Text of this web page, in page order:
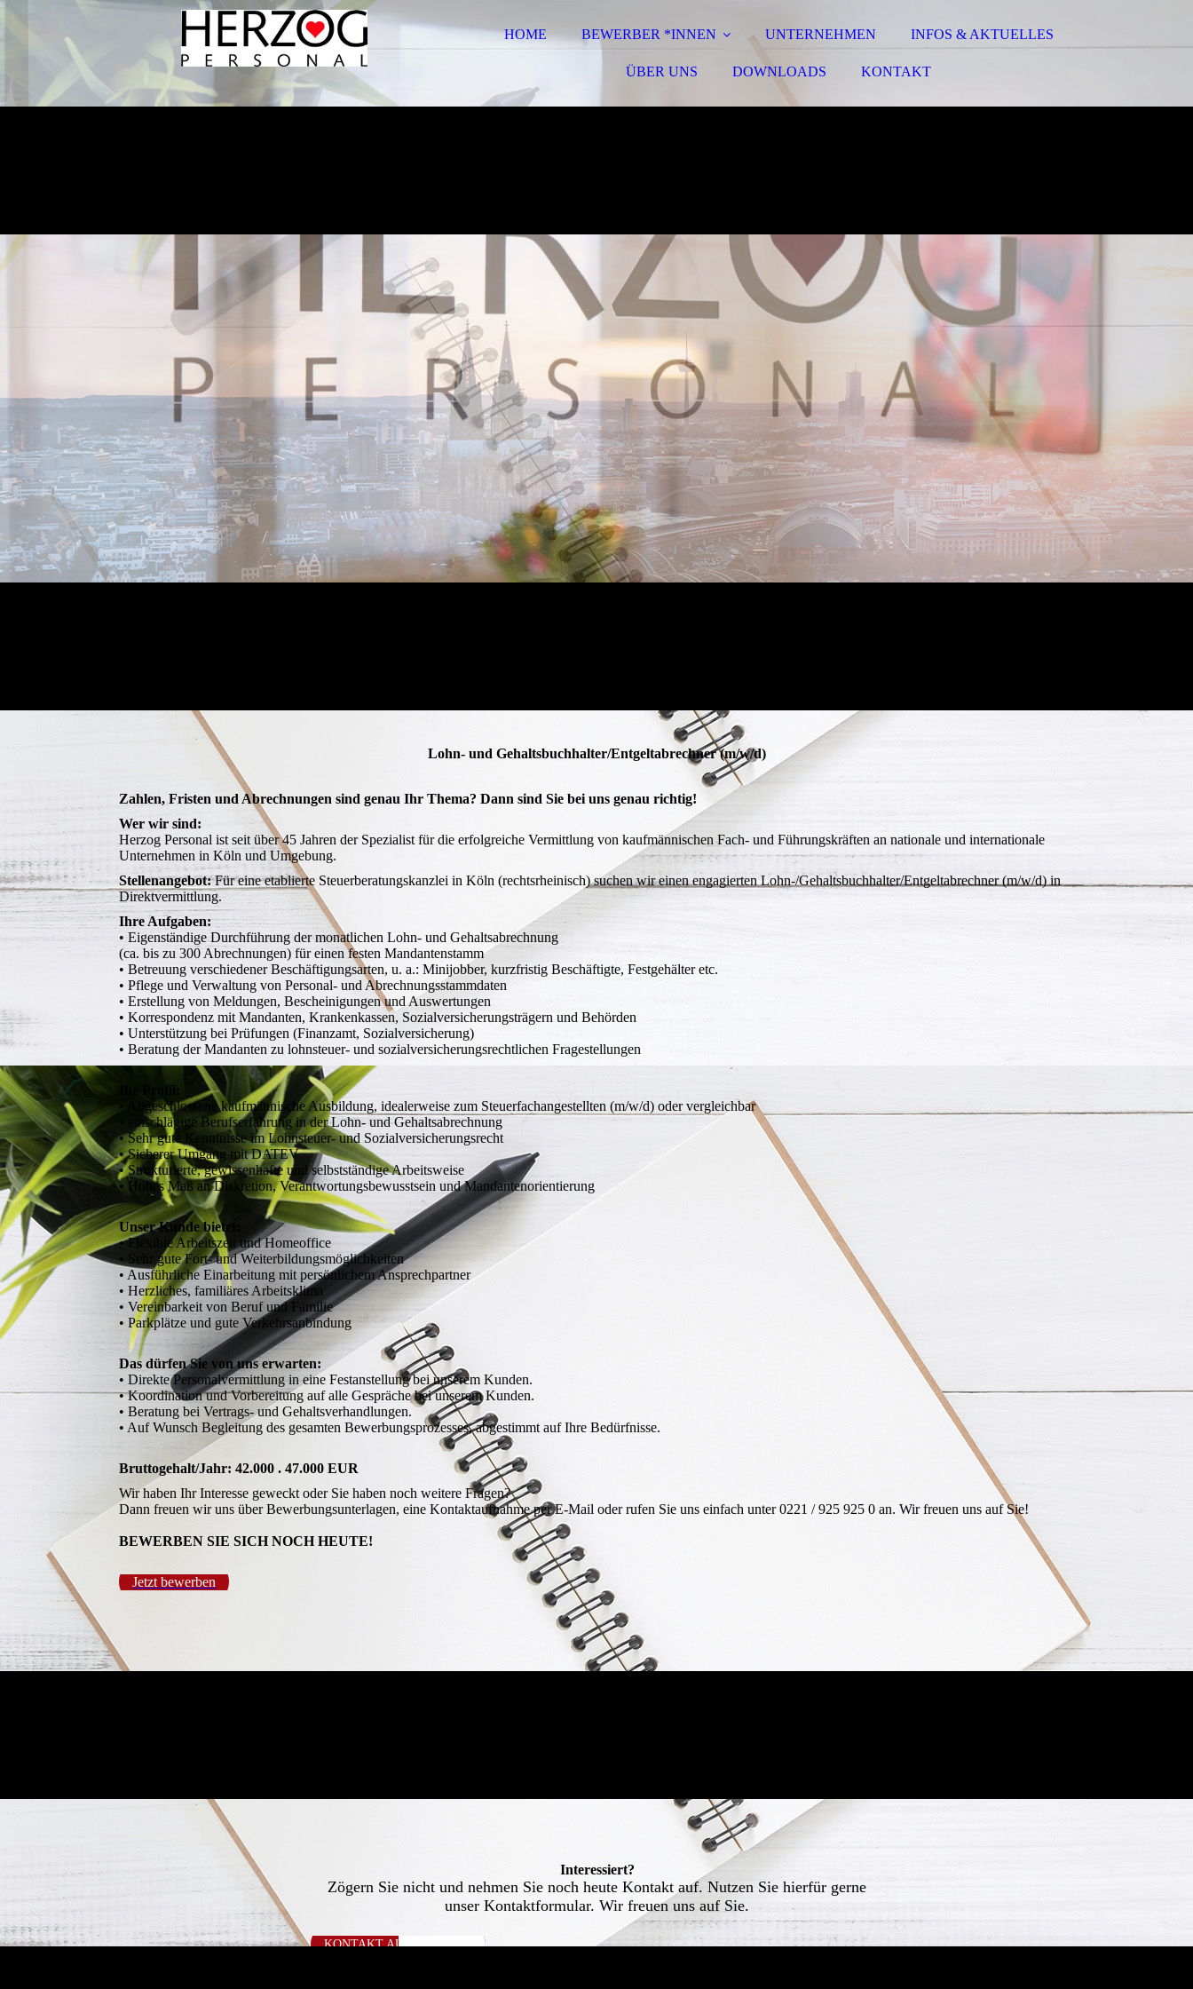
HOME BEWERBER *INNEN UNTERNEHMEN INFOS & AKTUELLES
ÜBER UNS DOWNLOADS KONTAKT
Lohn- und Gehaltsbuchhalter/Entgeltabrechner (m/w/d)
Zahlen, Fristen und Abrechnungen sind genau Ihr Thema? Dann sind Sie bei uns genau richtig!
Wer wir sind:
Herzog Personal ist seit über 45 Jahren der Spezialist für die erfolgreiche Vermittlung von kaufmännischen Fach- und Führungskräften an nationale und internationale
Unternehmen in Köln und Umgebung.
Stellenangebot:Für eine etablierte Steuerberatungskanzlei in Köln (rechtsrheinisch) suchen wir einen engagierten Lohn-/Gehaltsbuchhalter/Entgeltabrechner (m/w/d) in
Direktvermittlung.
Ihre Aufgaben:
• Eigenständige Durchführung der monatlichen Lohn- und Gehaltsabrechnung
(ca. bis zu 300 Abrechnungen) für einen festen Mandantenstamm
• Betreuung verschiedener Beschäftigungsarten, u. a.: Minijobber, kurzfristig Beschäftigte, Festgehälter etc.
• Pflege und Verwaltung von Personal- und Abrechnungsstammdaten
• Erstellung von Meldungen, Bescheinigungen und Auswertungen
• Korrespondenz mit Mandanten, Krankenkassen, Sozialversicherungsträgern und Behörden
• Unterstützung bei Prüfungen (Finanzamt, Sozialversicherung)
• Beratung der Mandanten zu lohnsteuer- und sozialversicherungsrechtlichen Fragestellungen
Ihr Profil:
• Abgeschlossene kaufmännische Ausbildung, idealerweise zum Steuerfachangestellten (m/w/d) oder vergleichbar
• einschlägige Berufserfahrung in der Lohn- und Gehaltsabrechnung
• Sehr gute Kenntnisse im Lohnsteuer- und Sozialversicherungsrecht
• Sicherer Umgang mit DATEV
• Strukturierte, gewissenhafte und selbstständige Arbeitsweise
• Hohes Maß an Diskretion, Verantwortungsbewusstsein und Mandantenorientierung
Unser Kunde bietet:
• Flexible Arbeitszeit und Homeoffice
• Sehr gute Fort- und Weiterbildungsmöglichkeiten
• Ausführliche Einarbeitung mit persönlichem Ansprechpartner
• Herzliches, familiäres Arbeitsklima
• Vereinbarkeit von Beruf und Familie
• Parkplätze und gute Verkehrsanbindung
Das dürfen Sie von uns erwarten:
• Direkte Personalvermittlung in eine Festanstellung bei unserem Kunden.
• Koordination und Vorbereitung auf alle Gespräche bei unserem Kunden.
• Beratung bei Vertrags- und Gehaltsverhandlungen.
• Auf Wunsch Begleitung des gesamten Bewerbungsprozesses, abgestimmt auf Ihre Bedürfnisse.
Bruttogehalt/Jahr: 42.000 . 47.000 EUR
Wir haben Ihr Interesse geweckt oder Sie haben noch weitere Fragen?
Dann freuen wir uns über Bewerbungsunterlagen, eine Kontaktaufnahme per E-Mail oder rufen Sie uns einfach unter 0221 / 925 925 0 an. Wir freuen uns auf Sie!
BEWERBEN SIE SICH NOCH HEUTE!
Jetzt bewerben
Interessiert?
Zögern Sie nicht und nehmen Sie noch heute Kontakt auf. Nutzen Sie hierfür gerne
unser Kontaktformular. Wir freuen uns auf Sie.
KONTAKT AUFNEHMEN ›